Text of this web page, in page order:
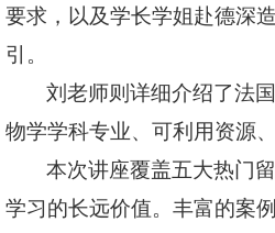
要求，以及学长学姐赴德深
引。
刘老师则详细介绍了法
物学学科专业、可利用资源
本次讲座覆盖五大热门
学习的长远价值。丰富的案